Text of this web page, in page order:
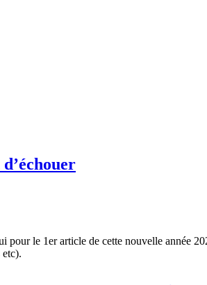
pour le 1er article de cette nouvelle année